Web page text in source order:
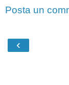
Posta un
‹